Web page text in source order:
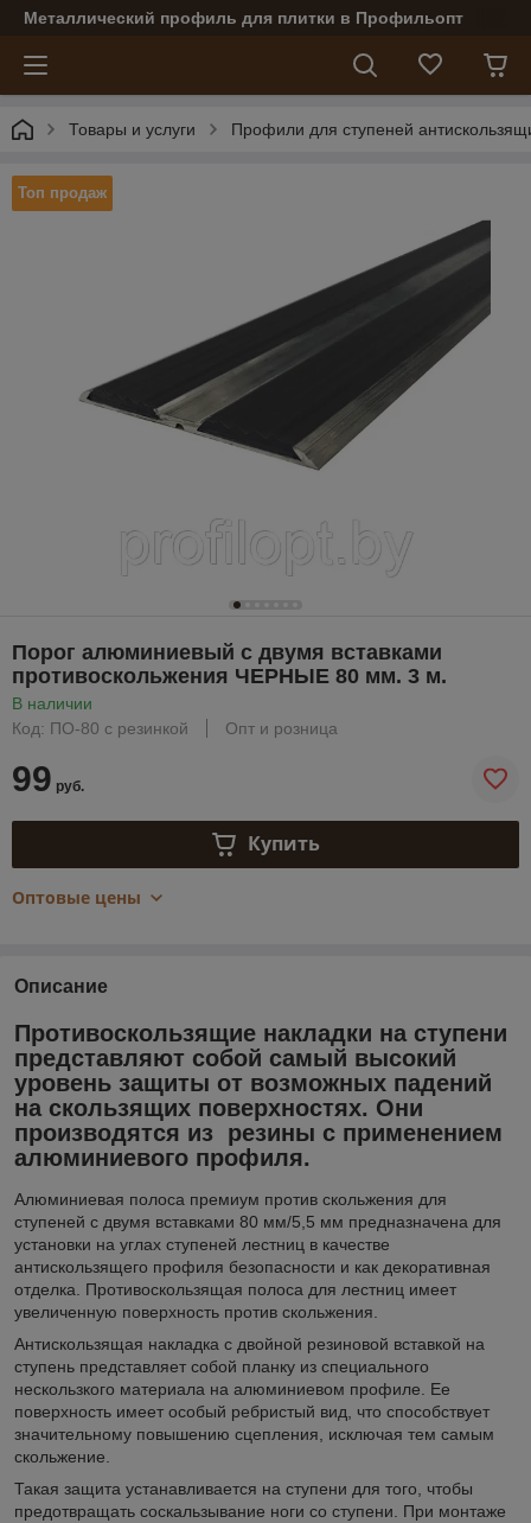
Металлический профиль для плитки в Профильопт
Товары и услуги Профили для ступеней
Топ продаж
Порог алюминиевый с двумя вставками
противоскольжения ЧЕРНЫЕ 80 мм. 3 м.
В наличии
Код: ПО-80 с резинкой
Опт и розница
99 руб.
Купить
Оптовые цены
Описание
Противоскользящие накладки на ступени
представляют собой самый высокий
уровень защиты от возможных падений
на скользящих поверхностях. Они
производятся из резины с применением
алюминиевого профиля.
Алюминиевая полоса премиум против скольжения для
ступеней с двумя вставками 80 мм/5,5 мм предназначена для
установки на углах ступеней лестниц в качестве
антискользящего профиля безопасности и как декоративная
отделка. Противоскользящая полоса для лестниц имеет
увеличенную поверхность против скольжения.
Антискользящая накладка с двойной резиновой вставкой на
ступень представляет собой планку из специального
нескользкого материала на алюминиевом профиле. Ее
поверхность имеет особый ребристый вид, что способствует
значительному повышению сцепления, исключая тем самым
скольжение.
Такая защита устанавливается на ступени для того, чтобы
предотвращать соскальзывание ноги со ступени. При монтаже